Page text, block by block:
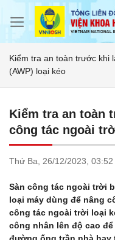
Kiểm tra an toàn trước khi
(AWP) loại kéo
Kiểm tra an toàn
công tác ngoài
Thứ Ba, 26/12/2023, 03:52
Sàn công tác ngoài trời
loại máy dùng để nâng
công tác ngoài trời loại
công nhân lên độ cao